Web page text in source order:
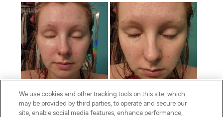
We use cookies and other tracking tools on this site, which
may be provided by third parties, to operate and secure our
site, enable social media features, enhance performance,